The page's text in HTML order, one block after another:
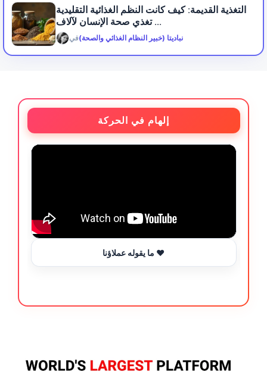
التغذية القديمة: كيف كانت النظم الغذائية التقليدية
تغذي صحة الإنسان لآلاف ...
فينباديتا (خبير النظام الغذائي والصحة)
إلهام في الحركة
ما يقوله عملاؤنا ❤️